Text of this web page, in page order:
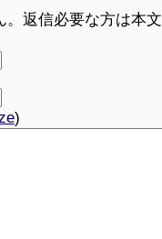
返信必要な方は本
)